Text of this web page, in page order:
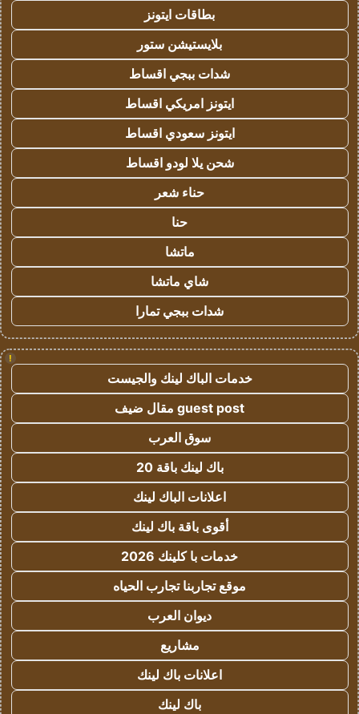
بطاقات ايتونز
بلايستيشن ستور
شدات ببجي اقساط
ايتونز امريكي اقساط
ايتونز سعودي اقساط
شحن يلا لودو اقساط
حناء شعر
حنا
ماتشا
شاي ماتشا
شدات ببجي تمارا
!
خدمات الباك لينك والجيست
guest post مقال ضيف
سوق العرب
باك لينك باقة 20
اعلانات الباك لينك
أقوى باقة باك لينك
خدمات با كلينك 2026
موقع تجاربنا تجارب الحياه
ديوان العرب
مشاريع
اعلانات باك لينك
باك لينك